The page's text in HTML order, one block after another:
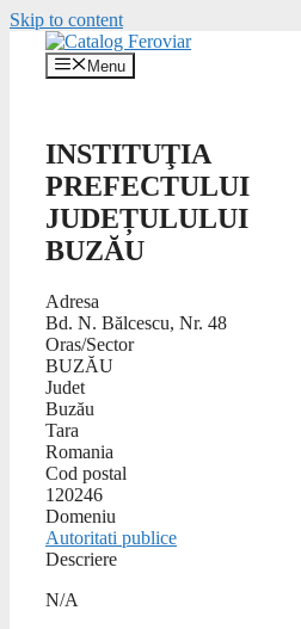
Skip to content
Menu
INSTITUŢIA
PREFECTULUI
JUDEȚULULUI
BUZĂU
Adresa
Bd. N. Bălcescu, Nr. 48
Oras/Sector
BUZĂU
Judet
Buzău
Tara
Romania
Cod postal
120246
Domeniu
Autoritati publice
Descriere
N/A